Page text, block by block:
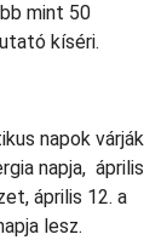
mint 50
kíséri.
napok várják
napja, április
április 12. a
lesz.